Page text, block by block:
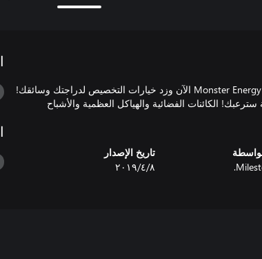
مخيفة سترعبك! الكائنات الفضائية والهياكل العظمية والأشباح
تاريخ الإصدار
٨‏/٤‏/٢٠١٩